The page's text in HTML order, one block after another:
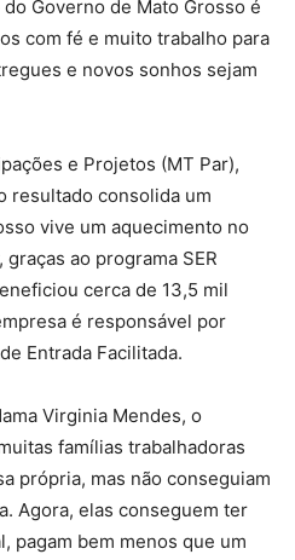
Governo de Mato Grosso é
com fé e muito trabalho para
e novos sonhos sejam
e Projetos (MT Par),
resultado consolida um
vive um aquecimento no
ao programa SER
cerca de 13,5 mil
é responsável por
Entrada Facilitada.
Virginia Mendes, o
famílias trabalhadoras
própria, mas não conseguiam
Agora, elas conseguem ter
pagam bem menos que um